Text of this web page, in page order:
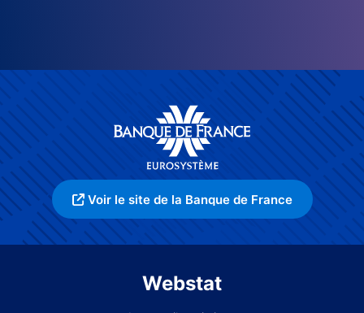
Voir le site de la Banque de France
Webstat